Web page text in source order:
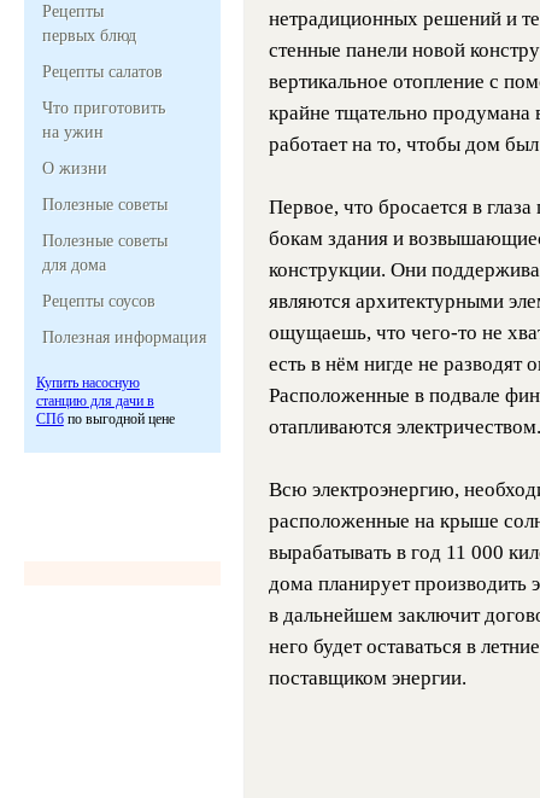
Рецепты
первых блюд
Рецепты салатов
Что приготовить
на ужин
О жизни
Полезные советы
Полезные советы
для дома
Рецепты соусов
Полезная информация
Купить насосную
станцию для дачи в
СПбпо выгодной цене
нетрадиционных решений и
стенные панели новой
вертикальное отопление с
крайне тщательно продумана
работает на то, чтобы дом
Первое, что бросается в
бокам здания и
конструкции. Они
являются архитектурными
ощущаешь, что чего-то не
есть в нём нигде не разводят
Расположенные в подвале
отапливаются электричеством.
Всю электроэнергию,
расположенные на крыше
вырабатывать в год 11 000
дома планирует производить
в дальнейшем заключит
него будет оставаться в
поставщиком энергии.